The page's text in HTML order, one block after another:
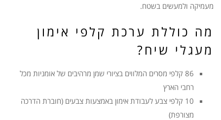
מעמיקה ולמעשים בשטח.
מה כוללת ערכת קלפי אימון
מעגלי שיח?
86 קלפי מסרים המלווים בציורי שמן מרהיבים של אומניות מכל
רחבי הארץ
10 קלפי צבע לעבודת אימון באמצעות צבעים (חוברת הדרכה
מצורפת)